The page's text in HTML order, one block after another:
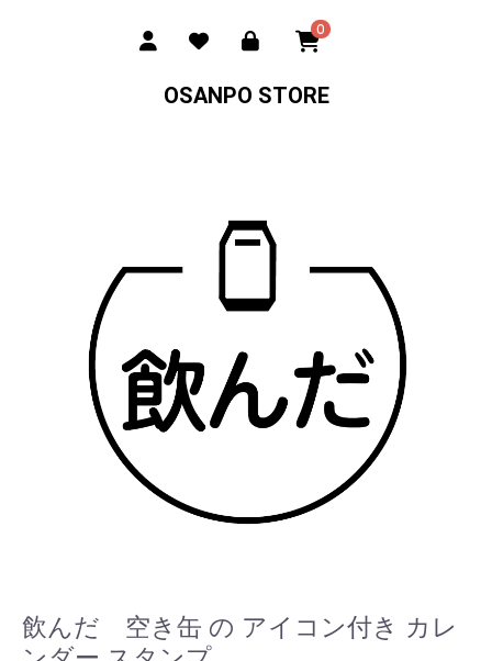
0
OSANPO STORE
飲んだ 空き缶 の アイコン付き カレ